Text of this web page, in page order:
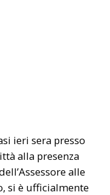
ieri sera presso
alla presenza
alle
si è ufficialmente